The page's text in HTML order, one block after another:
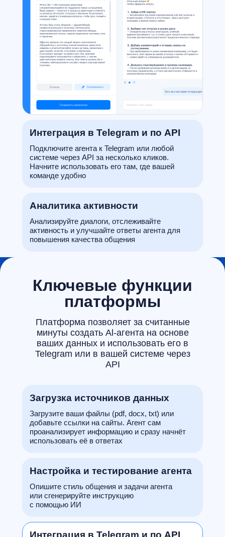
Анализируйте диалоги, отслеживайте
активность и улучшайте ответы агента для
повышения качества общения
Аналитика активности
Подключите агента к Telegram или любой
системе через API за несколько кликов.
Начните использовать его там, где вашей
команде удобно
Интеграция в Telegram и по API
Интеграция в Telegram и по API
Опишите стиль общения и задачи агента
или сгенерируйте инструкцию
с помощью ИИ
Настройка и тестирование агента
Загрузите ваши файлы (pdf, docx, txt) или
добавьте ссылки на сайты. Агент сам
проанализирует информацию и сразу начнёт
использовать её в ответах
Загрузка источников данных
Платформа позволяет за считанные
минуты создать Al-агента на основе
ваших данных и использовать его в
Telegram или в вашей системе через
АРІ
Ключевые функции
платформы